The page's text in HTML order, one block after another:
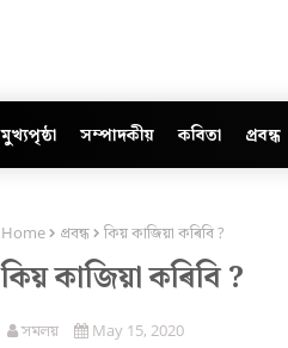
মুখ্যপৃষ্ঠা সম্পাদকীয় কবিতা প্ৰবন্ধ
Home প্ৰবন্ধ কিয় কাজিয়া কৰিবি ?
কিয় কাজিয়া কৰিবি ?
সমলয় May 15, 2020